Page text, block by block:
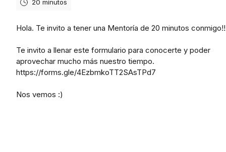
20 minutos
Hola. Te invito a tener una Mentoría de 20 minutos
Te invito a llenar este formulario para conocerte y poder
aprovechar mucho más nuestro tiempo.
https://forms.gle/4EzbmkoTT2SAsTPd7
Nos vemos :)